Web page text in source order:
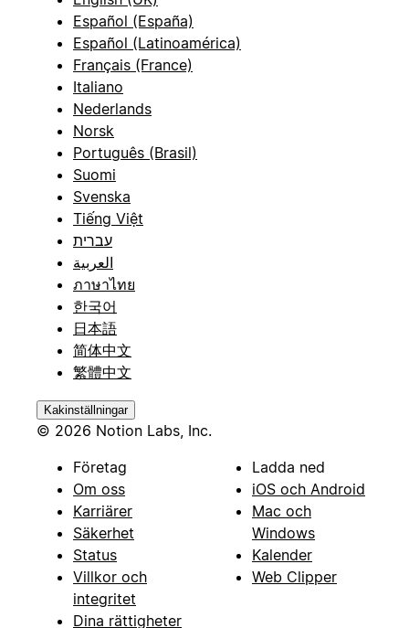
Español (España)
Español (Latinoamérica)
Français (France)
Italiano
Nederlands
Norsk
Português (Brasil)
Suomi
Svenska
Tiếng Việt
עברית
العربية
ภาษาไทย
한국어
日本語
简体中文
繁體中文
Kakinställningar
© 2026 Notion Labs, Inc.
Företag
Om oss
Karriärer
Säkerhet
Status
Villkor och
integritet
Dina rättigheter
Ladda ned
iOS och Android
Mac och
Windows
Kalender
Web Clipper